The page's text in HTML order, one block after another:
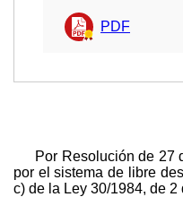
PDF
Por Resolución de 27
por el sistema de libre
c) de la Ley 30/1984, de